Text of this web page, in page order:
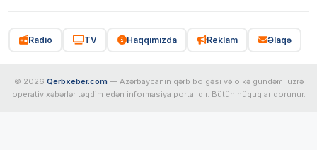
Radio TV Haqqımızda Reklam Əlaqə
© 2026 Qerbxeber.com — Azərbaycanın qərb bölgəsi və ölkə gündəmi üzrə
operativ xəbərlər təqdim edən informasiya portalıdır. Bütün hüquqlar qorunur.